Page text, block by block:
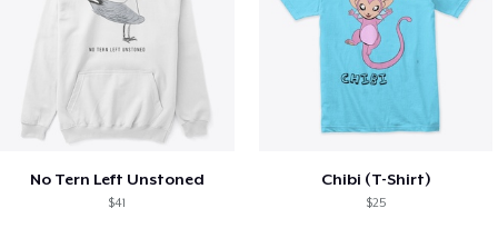
No Tern Left Unstoned
$41
Chibi (T-Shirt)
$25